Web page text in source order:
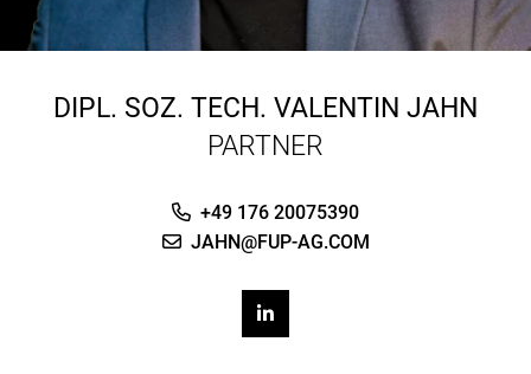
DIPL. SOZ. TECH. VALENTIN JAHN
PARTNER
+49 176 20075390
JAHN@FUP-AG.COM